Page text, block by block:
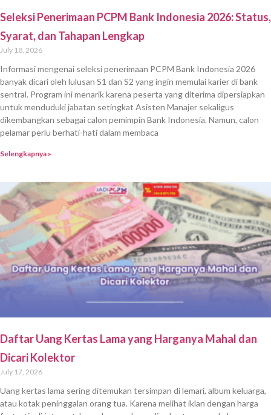
Seleksi Penerimaan PCPM Bank Indonesia 2026: Status,
Syarat, dan Tahapan Lengkap
July 18, 2026
Informasi mengenai seleksi penerimaan PCPM Bank Indonesia 2026
banyak dicari oleh lulusan S1 dan S2 yang ingin memulai karier di bank
sentral. Program ini menarik karena peserta yang diterima dipersiapkan
untuk menduduki jabatan setingkat Asisten Manajer sekaligus
dikembangkan sebagai calon pemimpin Bank Indonesia. Namun, calon
pelamar perlu berhati-hati dalam membaca
Selengkapnya »
Daftar Uang Kertas Lama yang Harganya Mahal dan
Dicari Kolektor
July 17, 2026
Uang kertas lama sering ditemukan tersimpan di lemari, album keluarga,
atau kotak peninggalan orang tua. Karena melihat iklan dengan harga